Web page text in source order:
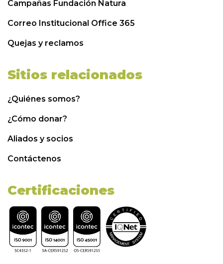
Campañas Fundación Natura
Correo Institucional Office 365
Quejas y reclamos
Sitios relacionados
¿Quiénes somos?
¿Cómo donar?
Aliados y socios
Contáctenos
Certificaciones